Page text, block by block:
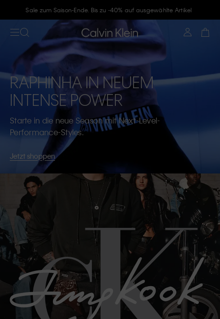
Sale zum Saison-Ende. Bis zu -40% auf ausgewählte Artikel
RAPHINHA IN NEUEM
INTENSE POWER
Starte in die neue Season mit Next-Level-
Performance-Styles.
Jetzt shoppen